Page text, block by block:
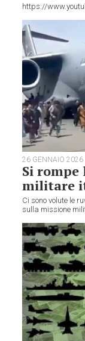
https://
26 GENNAIO 2026
Si rompe
militare
Ci sono volute le
sulla missione